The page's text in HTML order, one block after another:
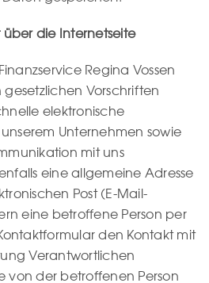
die Internetseite
Regina Vossen
Vorschriften
elektronische
Unternehmen sowie
mit uns
eine allgemeine Adresse
Post (E-Mail-
eine betroffene Person per
den Kontakt mit
Verantwortlichen
von der betroffenen Person